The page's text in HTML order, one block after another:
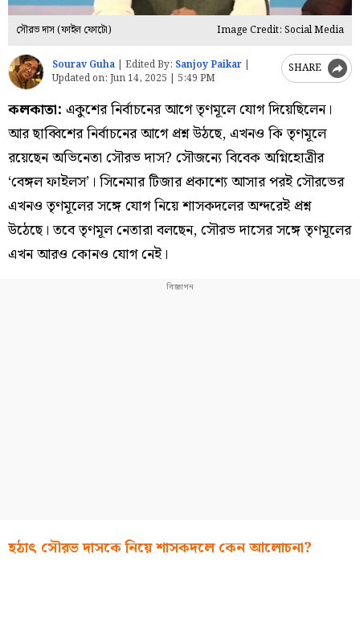
সৌরভ দাস (ফাইল ফোটো) Image Credit: Social Media
Sourav Guha Edited By: Sanjoy Paikar
Updated on: Jun 14, 2025 | 5:49 PM
SHARE
কলকাতা: একুশের নির্বাচনের আগে তৃণমূলে যোগ দিয়েছিলেন।
আর ছাব্বিশের নির্বাচনের আগে প্রশ্ন উঠছে, এখনও কি তৃণমূলে
রয়েছেন অভিনেতা সৌরভ দাস? সৌজন্যে বিবেক অগ্নিহোত্রীর
‘বেঙ্গল ফাইলস’। সিনেমার টিজার প্রকাশ্যে আসার পরই সৌরভের
এখনও তৃণমূলের সঙ্গে যোগ নিয়ে শাসকদলের অন্দরেই প্রশ্ন
উঠেছে। তবে তৃণমূল নেতারা বলছেন, সৌরভ দাসের সঙ্গে তৃণমূলের
এখন আরও কোনও যোগ নেই।
হঠাৎ সৌরভ দাসকে নিয়ে শাসকদলে কেন আলোচনা?